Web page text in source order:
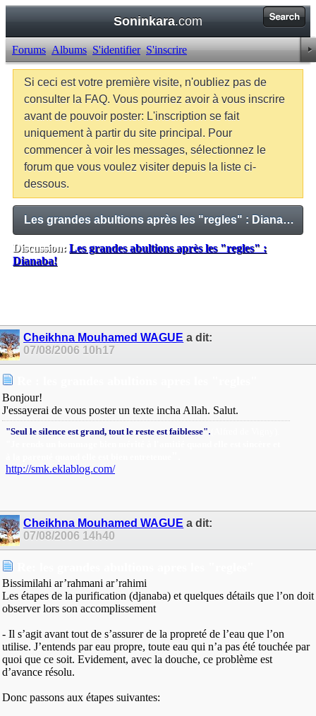
Soninkara.com
Forums Albums S'identifier S'inscrire
Si ceci est votre première visite, n'oubliez pas de
consulter la FAQ. Vous pourriez avoir à vous inscrire
avant de pouvoir poster: L'inscription se fait
uniquement à partir du site principal. Pour
commencer à voir les messages, sélectionnez le
forum que vous voulez visiter depuis la liste ci-
dessous.
Les grandes abultions après les "regles" : Dianaba!
Discussion: Les grandes abultions après les "regles" :
Dianaba!
Cheikhna Mouhamed WAGUE a dit:
07/08/2006 10h17
Bonjour!
J'essayerai de vous poster un texte incha Allah. Salut.
"Seul le silence est grand, tout le reste est faiblesse".
http://smk.eklablog.com/
Cheikhna Mouhamed WAGUE a dit:
07/08/2006 14h40
Bissimilahi ar’rahmani ar’rahimi
Les étapes de la purification (djanaba) et quelques détails que l’on doit
observer lors son accomplissement
- Il s’agit avant tout de s’assurer de la propreté de l’eau que l’on
utilise. J’entends par eau propre, toute eau qui n’a pas été touchée par
quoi que ce soit. Evidement, avec la douche, ce problème est
d’avance résolu.
Donc passons aux étapes suivantes: